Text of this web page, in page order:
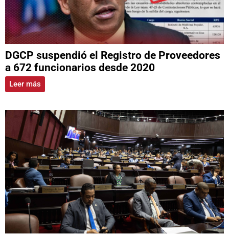
DGCP suspendió el Registro de Proveedores
a 672 funcionarios desde 2020
Leer más